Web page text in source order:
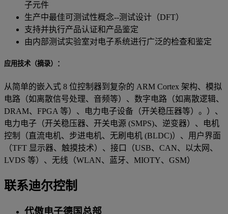
子元件
生产中最佳可测试性概念--测试设计（DFT）
支持并执行产品认证和产品鉴定
由内部测试实验室对电子系统进行广泛的检查和鉴定
应用技术（摘录）：
从简单的嵌入式 8 位控制器到复杂的 ARM Cortex 架构、模拟
电路（如离散信号处理、音频等）、数字电路（如离散逻辑、
DRAM、FPGA 等）、电力电子设备（开关稳压器等）。）、
电力电子（开关稳压器、开关电源 (SMPS)、逆变器）、电机
控制（直流电机、步进电机、无刷电机 (BLDC)）、用户界面
（TFT 显示器、触摸技术）、接口（USB、CAN、以太网、
LVDS 等）、无线（WLAN、蓝牙、MIOTY、GSM）
联系迪尔控制
代傲电子德国总部